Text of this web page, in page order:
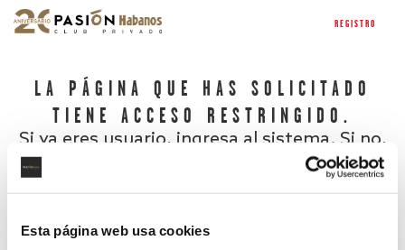
Esta página web usa cookies
REGISTRO
LA PÁGINA QUE HAS SOLICITADO
TIENE ACCESO RESTRINGIDO.
Si ya eres usuario, ingresa al sistema. Si no,